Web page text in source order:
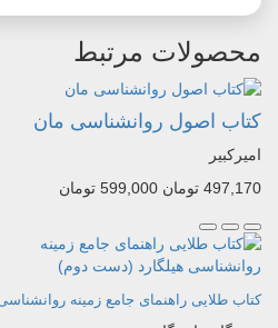
محصولات مرتبط
کتاب اصول روانشناسی مان
امیرکبیر
497,170 تومان
599,000 تومان
کتاب طلایی راهنمای جامع زمینه